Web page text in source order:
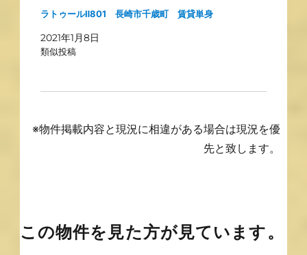
ラトゥールⅡ801 長崎市千歳町 賃貸単身
2021年1月8日
類似投稿
※物件掲載内容と現況に相違がある場合は現況を優
先と致します。
この物件を見た方が見ています。